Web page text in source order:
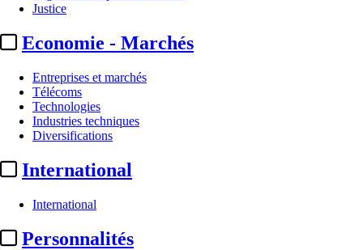
Justice
Economie - Marchés
Entreprises et marchés
Télécoms
Technologies
Industries techniques
Diversifications
International
International
Personnalités